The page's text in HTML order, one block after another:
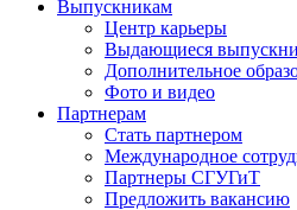
Выпускникам
Центр карьеры
Выдающиеся
Дополнительное
Фото и видео
Партнерам
Стать партнером
Международное
Партнеры СГУГиТ
Предложить вакансию